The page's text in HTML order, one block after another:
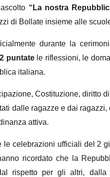
“La nostra
di Bollate insieme alle
durante la
puntatele riflessioni, le
italiana.
Costituzione, diritto
dalle ragazze e dai
attiva.
le celebrazioni ufficiali del 2
ricordato che la
rispetto per gli altri, dalla